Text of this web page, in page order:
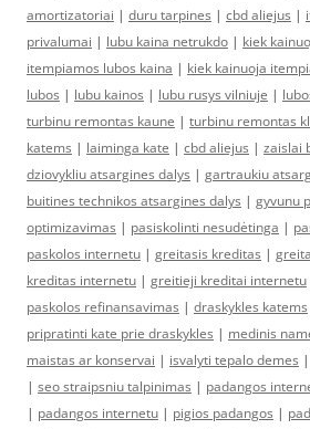
amortizatoriai | duru tarpines | cbd aliejus |
privalumai | lubu kaina netrukdo | kiek
itempiamos lubos kaina | kiek kainuoja
lubos | lubu kainos | lubu rusys vilniuje |
turbinu remontas kaune | turbinu remontas
katems | laiminga kate | cbd aliejus | zaislai
dziovykliu atsargines dalys | gartraukiu
buitines technikos atsargines dalys | gyvunu
optimizavimas | pasiskolinti nesudėtinga |
paskolos internetu | greitasis kreditas |
kreditas internetu | greitieji kreditai internetu
paskolos refinansavimas | draskykles katems
pripratinti kate prie draskykles | medinis
maistas ar konservai | isvalyti tepalo demes |
| seo straipsniu talpinimas | padangos
| padangos internetu | pigios padangos |